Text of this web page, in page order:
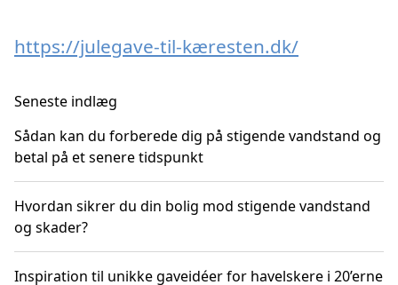
https://julegave-til-kæresten.dk/
Seneste indlæg
Sådan kan du forberede dig på stigende vandstand og
betal på et senere tidspunkt
Hvordan sikrer du din bolig mod stigende vandstand
og skader?
Inspiration til unikke gaveidéer for havelskere i 20’erne